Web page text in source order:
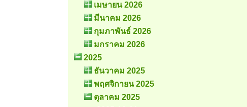
เมษายน 2026
มีนาคม 2026
กุมภาพันธ์ 2026
มกราคม 2026
2025
ธันวาคม 2025
พฤศจิกายน 2025
ตุลาคม 2025